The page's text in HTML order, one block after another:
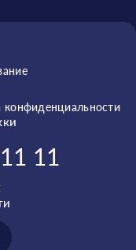
конфиденциальности
11